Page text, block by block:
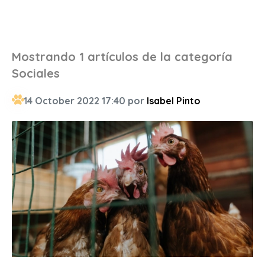
Mostrando 1 artículos de la categoría
Sociales
14 October 2022 17:40 por Isabel Pinto